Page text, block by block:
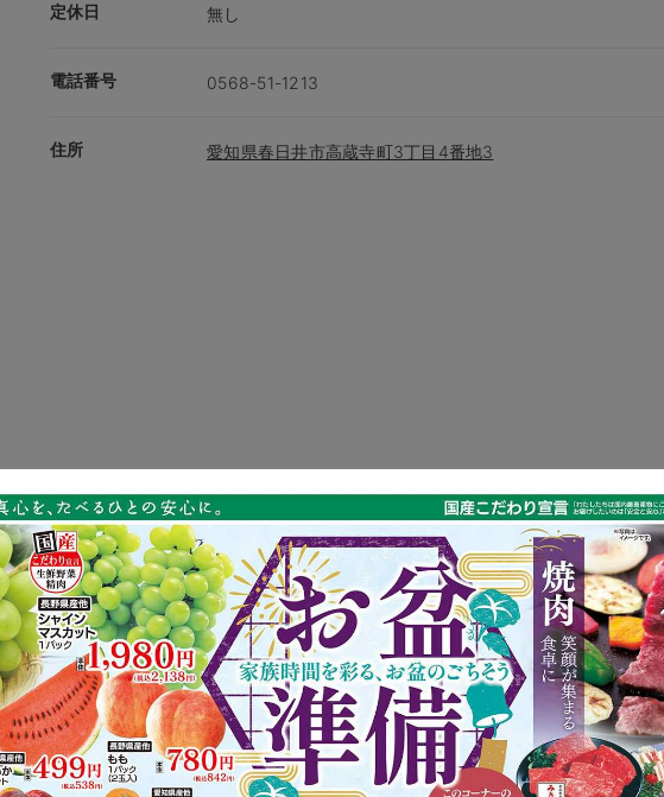
定休日 無し
電話番号 0568-51-1213
住所 愛知県春日井市高蔵寺町3丁目4番地3
公式サイト https://www.acoop-kinki.co.jp/shop/details-kouzouzi.html
駐車場 有り（243台）
ポイントカード 有り